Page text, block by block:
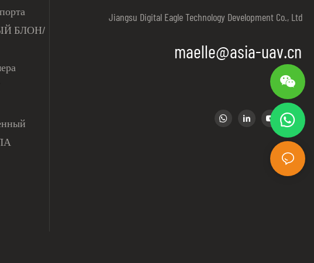
БЛОН/
Jiangsu Digital Eagle Technology Development Co., Ltd
maelle@asia-uav.cn